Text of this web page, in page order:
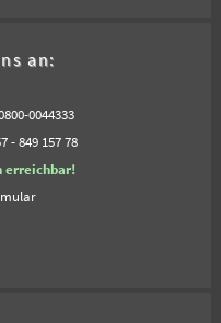
an:
0044333
- 849 157 78
erreichbar!